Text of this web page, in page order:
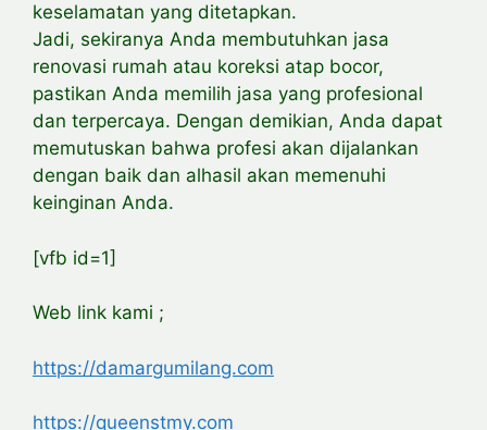
keselamatan yang ditetapkan.
Jadi, sekiranya Anda membutuhkan jasa
renovasi rumah atau koreksi atap bocor,
pastikan Anda memilih jasa yang profesional
dan terpercaya. Dengan demikian, Anda dapat
memutuskan bahwa profesi akan dijalankan
dengan baik dan alhasil akan memenuhi
keinginan Anda.
[vfb id=1]
Web link kami ;
https://damargumilang.com
https://queenstmy.com